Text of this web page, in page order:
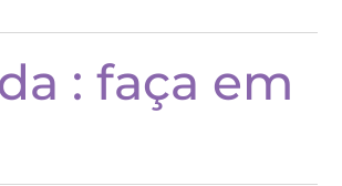
: faça em